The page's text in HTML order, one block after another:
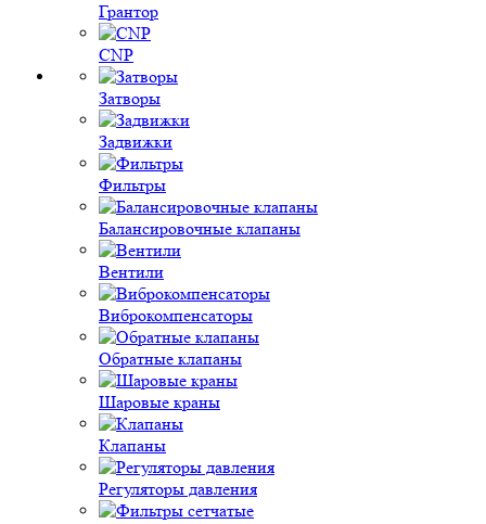
Грантор
CNP
Затворы
Задвижки
Фильтры
Балансировочные клапаны
Вентили
Виброкомпенсаторы
Обратные клапаны
Шаровые краны
Клапаны
Регуляторы давления